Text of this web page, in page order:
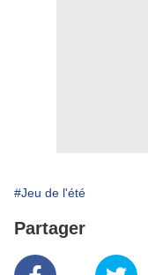
#Jeu de l'été
Partager